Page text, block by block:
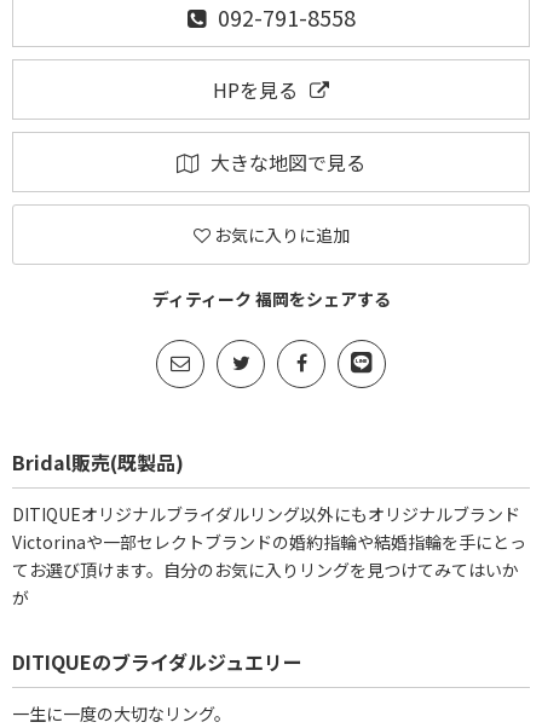
092-791-8558
HPを見る
大きな地図で見る
お気に入りに追加
ディティーク 福岡をシェアする
Bridal販売(既製品)
DITIQUEオリジナルブライダルリング以外にもオリジナルブランド
Victorinaや一部セレクトブランドの婚約指輪や結婚指輪を手にとっ
てお選び頂けます。自分のお気に入りリングを見つけてみてはいか
が
DITIQUEのブライダルジュエリー
一生に一度の大切なリング。